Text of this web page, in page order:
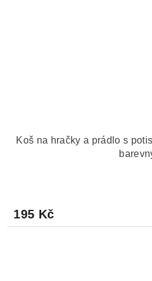
Koš na hračky a prádlo s
195 Kč